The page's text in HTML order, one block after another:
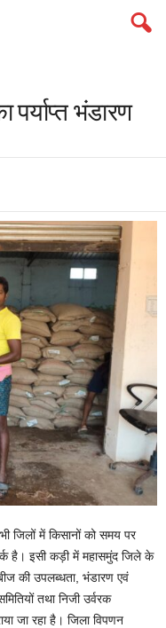
भंडारण
जिलों में किसानों को समय पर
है। इसी कड़ी में महासमुंद जिले के
की उपलब्धता, भंडारण एवं
तथा निजी उर्वरक
जा रहा है। जिला विपणन